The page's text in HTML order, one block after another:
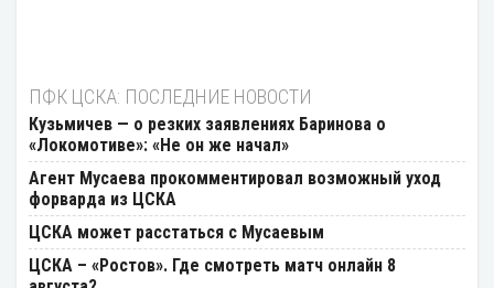
ПФК ЦСКА: ПОСЛЕДНИЕ НОВОСТИ
Кузьмичев — о резких заявлениях Баринова о
«Локомотиве»: «Не он же начал»
Агент Мусаева прокомментировал возможный уход
форварда из ЦСКА
ЦСКА может расстаться с Мусаевым
ЦСКА – «Ростов». Где смотреть матч онлайн 8